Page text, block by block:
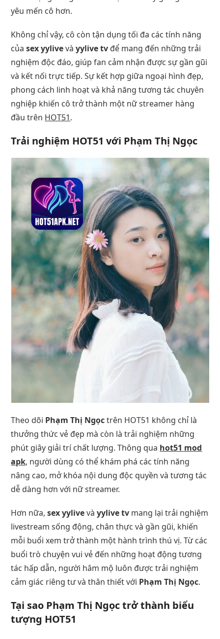
yêu mến cô hơn.
Không chỉ vậy, cô còn tận dụng tối đa các tính năng
củasex yylivevàyylive tv để mang đến những trải
nghiệm độc đáo, giúp fan cảm nhận được sự gần gũi
và kết nối trực tiếp. Sự kết hợp giữa ngoại hình đẹp,
phong cách linh hoạt và khả năng tương tác chuyên
nghiệp khiến cô trở thành một nữ streamer hàng
đầu trên HOT51.
Trải nghiệm HOT51 với Phạm Thị Ngọc
Theo dõi Phạm Thị Ngọctrên HOT51 không chỉ là
thưởng thức vẻ đẹp mà còn là trải nghiệm những
phút giây giải trí chất lượng. Thông qua hot51 mod
apk, người dùng có thể khám phá các tính năng
nâng cao, mở khóa nội dung độc quyền và tương tác
dễ dàng hơn với nữ streamer.
Hơn nữa,sex yylivevàyylive tv mang lại trải nghiệm
livestream sống động, chân thực và gần gũi, khiến
mỗi buổi xem trở thành một hành trình thú vị. Từ các
buổi trò chuyện vui vẻ đến những hoạt động tương
tác hấp dẫn, người hâm mộ luôn được trải nghiệm
cảm giác riêng tư và thân thiết với Phạm Thị Ngọc.
Tại sao Phạm Thị Ngọc trở thành biểu
tượng HOT51